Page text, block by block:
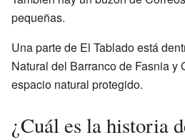
pequeñas.
Una parte de El Tablado está
Natural del Barranco de Fasnia y
espacio natural protegido.
¿Cuál es la historia